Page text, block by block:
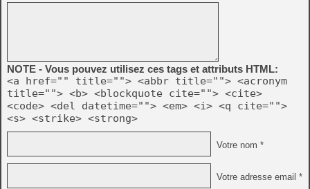
NOTE - Vous pouvez utilisez ces tags et attributs HTML:
<a href="" title=""> <abbr title=""> <acronym
title=""> <b> <blockquote cite=""> <cite>
<code> <del datetime=""> <em> <i> <q cite="">
<s> <strike> <strong>
Votre nom *
Votre adresse email *